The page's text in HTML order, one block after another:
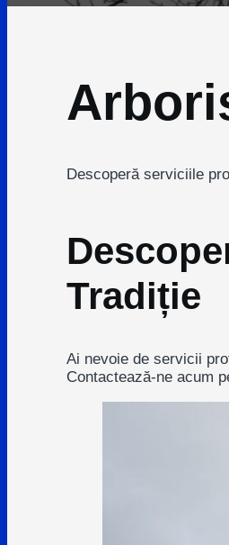
Descoperă serviciile
Tradiție
Ai nevoie de servicii
Contactează-ne acum